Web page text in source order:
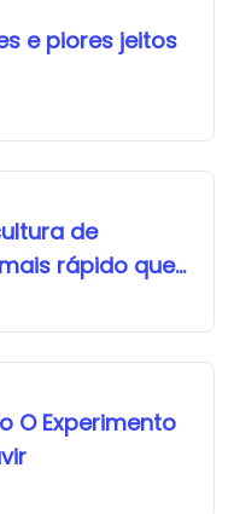
e piores jeitos
de
rápido que
O Experimento